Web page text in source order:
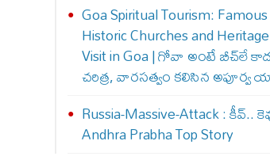
Goa Spiritual Tourism:
Historic Churches and
Visit in Goa | గోవా అంటే బీచ్‌లే
చరిత్ర, వారసత్వం కలిసిన అపూర్వ
Russia-Massive-Attack : కీవ్‌..
Andhra Prabha Top Story